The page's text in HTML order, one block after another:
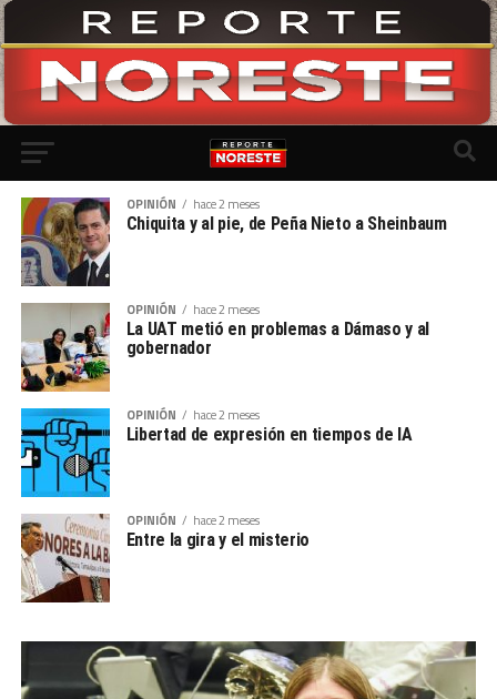
OPINIÓN hace 2 meses
Chiquita y al pie, de Peña Nieto a Sheinbaum
OPINIÓN hace 2 meses
La UAT metió en problemas a Dámaso y al
gobernador
OPINIÓN hace 2 meses
Libertad de expresión en tiempos de IA
OPINIÓN hace 2 meses
Entre la gira y el misterio